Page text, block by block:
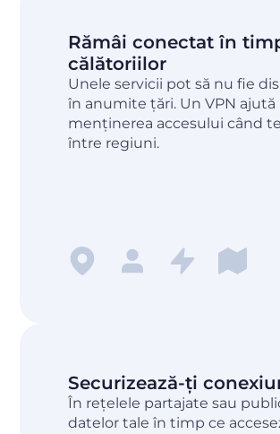
Rămâi conectat în
călătoriilor
Unele servicii pot să nu fie
în anumite țări. Un VPN ajută
menținerea accesului când
între regiuni.
Securizează-ți
În rețelele partajate sau
datelor tale în timp ce